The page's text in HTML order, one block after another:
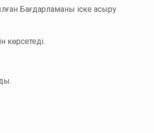
Бағдарламаны іске асыру
көрсетеді.